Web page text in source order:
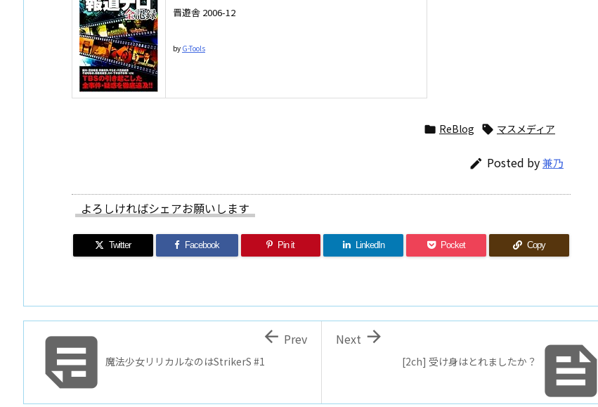
晋遊舎 2006-12
by G-Tools
 ReBlog  マスメディア
 Posted by兼乃
よろしければシェアお願いします
Twitter Facebook Pin it LinkedIn Pocket Copy

[2ch] 受け身はとれましたか？

Next
魔法少女リリカルなのはStrikerS #1
 Prev